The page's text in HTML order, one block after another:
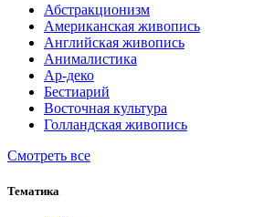
Абстракционизм
Американская живопись
Английская живопись
Анималистика
Ар-деко
Бестиарий
Восточная культура
Голландская живопись
Смотреть все
Тематика